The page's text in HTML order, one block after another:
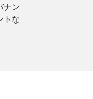
ナン
トな